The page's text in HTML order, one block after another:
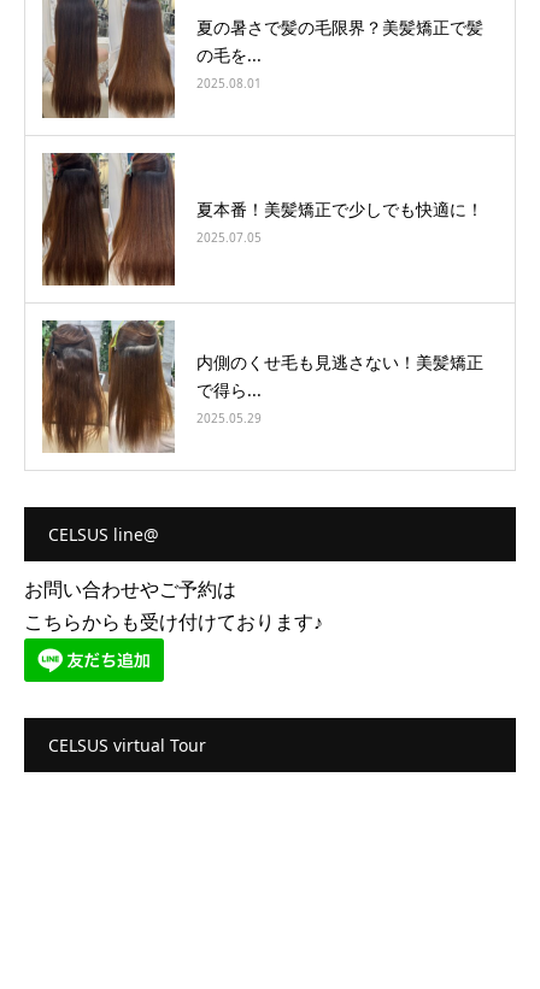
夏の暑さで髪の毛限界？美髪矯正で髪
の毛を...
2025.08.01
夏本番！美髪矯正で少しでも快適に！
2025.07.05
内側のくせ毛も見逃さない！美髪矯正
で得ら...
2025.05.29
CELSUS line@
お問い合わせやご予約は
こちらからも受け付けております♪
CELSUS virtual Tour